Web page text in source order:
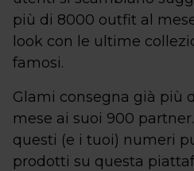
più di 8000 outfit al
look con le ultime
famosi.
Glami consegna già più
mese ai suoi 900
questi (e i tuoi) numeri
prodotti su questa